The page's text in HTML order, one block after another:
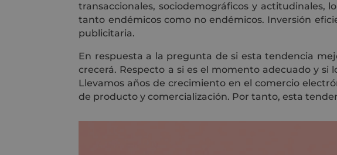
transaccionales, sociodemográficos y
tanto endémicos como no endémicos. Inversión
publicitaria.
En respuesta a la pregunta de si esta tendencia
crecerá. Respecto a si es el momento adecuado y
Llevamos años de crecimiento en el comercio
de producto y comercialización. Por tanto, esta